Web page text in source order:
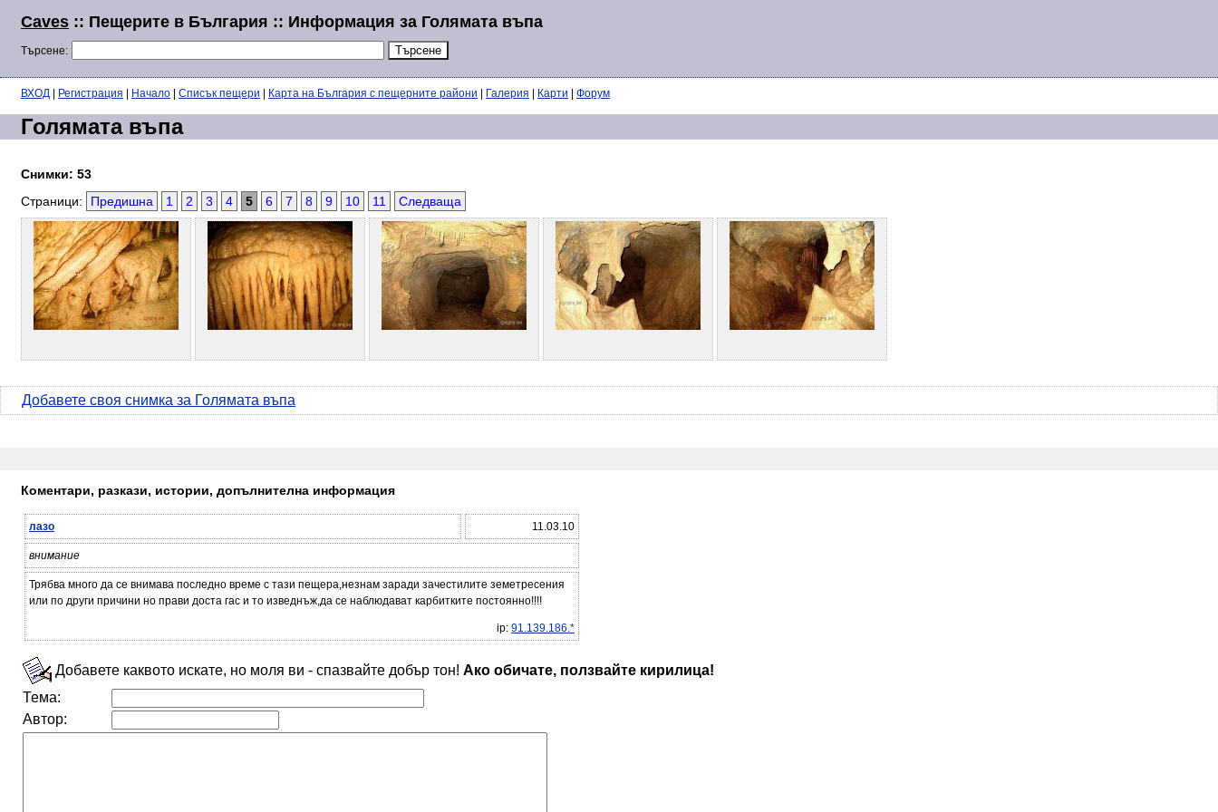
Caves :: Пещерите в България :: Информация за Голямата въпа
Търсене:
ВХОД Регистрация Начало Списък пещери Карта на България с пещерните райони Галерия Карти Форум
Голямата въпа
Снимки: 53
Страници:
Предишна 1 2 3 4 5 6 7 8 9 10 11 Следваща
Добавете своя снимка за Голямата въпа
Коментари, разкази, истории, допълнителна информация
лазо 11.03.10
внимание
Трябва много да се внимава последно време с тази пещера,незнам заради зачестилите земетресения
или по други причини но прави доста гас и то изведнъж,да се наблюдават карбитките постоянно!!!!
ip: 91.139.186.*
Добавете каквото искате, но моля ви - спазвайте добър тон! Ако обичате, ползвайте кирилица!
Тема:
Автор: